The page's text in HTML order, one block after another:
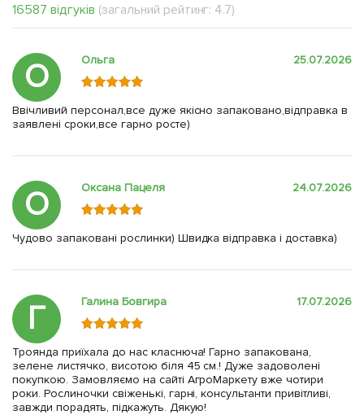
16587 відгуків (загальний рейтинг: 4.7)
О Ольга 25.07.2026
Ввічливий персонал,все дуже якісно запаковано,відправка в
заявлені сроки,все гарно росте)
О Оксана Пацеля 24.07.2026
Чудово запаковані рослинки) Швидка відправка і доставка)
Г Галина Бовгира 17.07.2026
Троянда приїхала до нас класнюча! Гарно запакована,
зелене листячко, висотою біля 45 см.! Дуже задоволені
покупкою. Замовляємо на сайті АгроМаркету вже чотири
роки. Рослиночки свіженькі, гарні, консультанти привітливі,
завжди порадять, підкажуть. Дякую!